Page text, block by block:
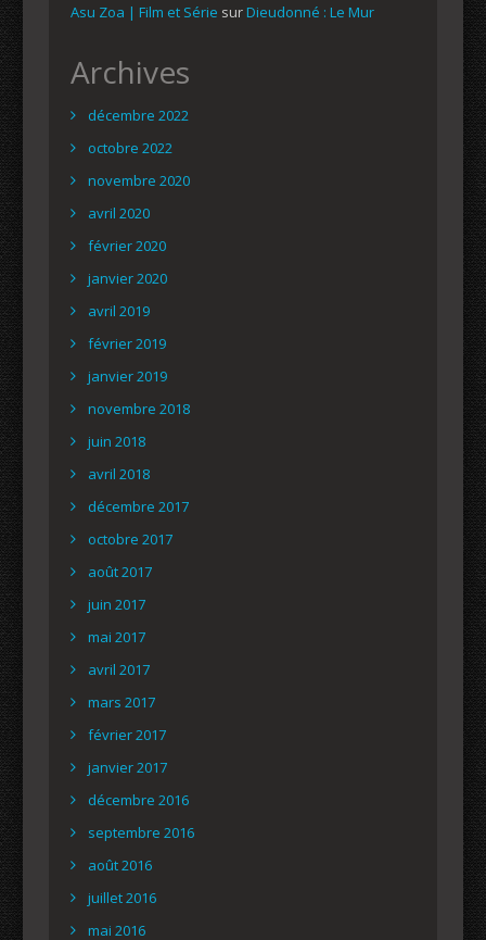
Asu Zoa | Film et Série surDieudonné : Le Mur
Archives
décembre 2022
octobre 2022
novembre 2020
avril 2020
février 2020
janvier 2020
avril 2019
février 2019
janvier 2019
novembre 2018
juin 2018
avril 2018
décembre 2017
octobre 2017
août 2017
juin 2017
mai 2017
avril 2017
mars 2017
février 2017
janvier 2017
décembre 2016
septembre 2016
août 2016
juillet 2016
mai 2016